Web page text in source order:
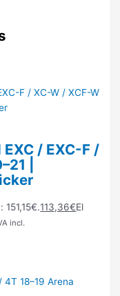
/ EXC-F /
|
151,15€.113,36€El
incl.